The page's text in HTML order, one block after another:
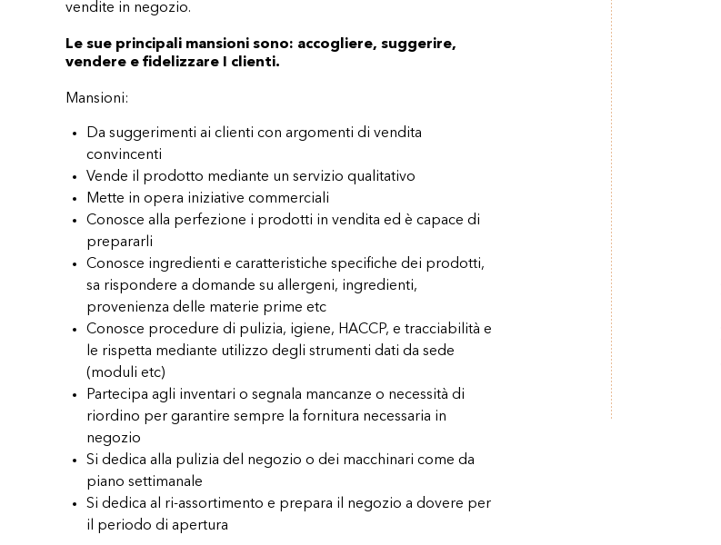
vendite in negozio.
Le sue principali mansioni sono: accogliere, suggerire,
vendere e fidelizzare I clienti.
Mansioni:
Da suggerimenti ai clienti con argomenti di vendita
convincenti
Vende il prodotto mediante un servizio qualitativo
Mette in opera iniziative commerciali
Conosce alla perfezione i prodotti in vendita ed è capace di
prepararli
Conosce ingredienti e caratteristiche specifiche dei prodotti,
sa rispondere a domande su allergeni, ingredienti,
provenienza delle materie prime etc
Conosce procedure di pulizia, igiene, HACCP, e tracciabilità e
le rispetta mediante utilizzo degli strumenti dati da sede
(moduli etc)
Partecipa agli inventari o segnala mancanze o necessità di
riordino per garantire sempre la fornitura necessaria in
negozio
Si dedica alla pulizia del negozio o dei macchinari come da
piano settimanale
Si dedica al ri-assortimento e prepara il negozio a dovere per
il periodo di apertura